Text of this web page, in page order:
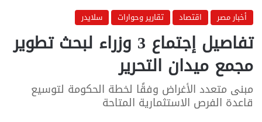
أخبار مصر
اقتصاد تقارير وحوارات سلايدر
تفاصيل إجتماع 3 وزراء لبحث تطوير
مجمع ميدان التحرير
مبنى متعدد الأغراض وفقًا لخطة الحكومة لتوسيع
قاعدة الفرص الاستثمارية المتاحة